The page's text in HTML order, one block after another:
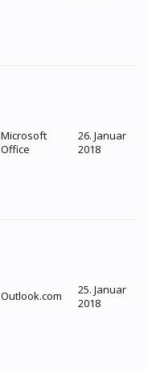
Microsoft
Office
26. Januar
2018
Outlook.com
25. Januar
2018